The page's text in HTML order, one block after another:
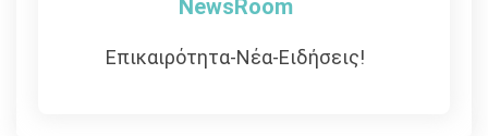
NewsRoom
Επικαιρότητα-Νέα-Ειδήσεις!